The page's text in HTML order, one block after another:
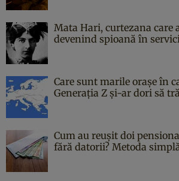
Mata Hari, curtezana care
devenind spioană în
Care sunt marile orașe în
Generația Z și-ar dori să
Cum au reușit doi
fără datorii? Metoda